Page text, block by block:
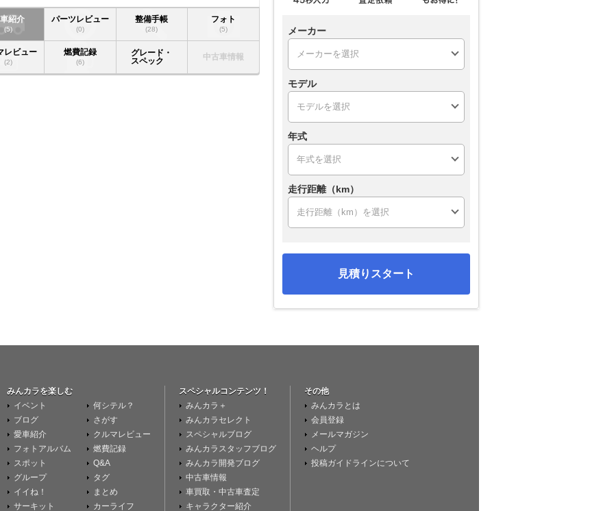
紹介
(5)
パーツレビュー
(0)
整備手帳
(28)
フォト
(5)
レビュー
(2)
燃費記録
(6)
グレード・
スペック
中古車情報
メーカー
モデル
年式
走行距離（km）
見積りスタート
みんカラを楽しむ
イベント
ブログ
愛車紹介
フォトアルバム
スポット
グループ
イイね！
サーキット
何シテル？
さがす
クルマレビュー
燃費記録
Q&A
タグ
まとめ
カーライフ
スペシャルコンテンツ！
みんカラ＋
みんカラセレクト
スペシャルブログ
みんカラスタッフブログ
みんカラ開発ブログ
中古車情報
車買取・中古車査定
キャラクター紹介
その他
みんカラとは
会員登録
メールマガジン
ヘルプ
投稿ガイドラインについて